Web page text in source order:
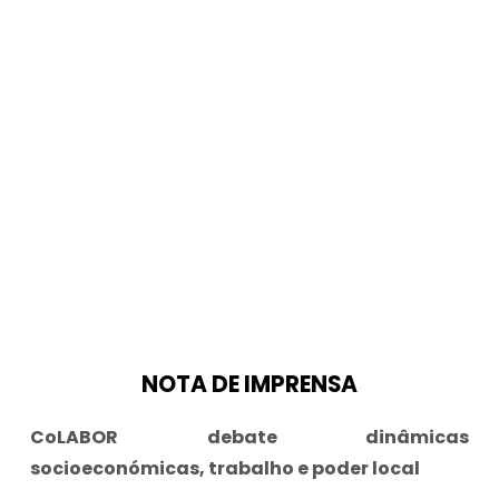
NOTA DE IMPRENSA
CoLABOR debate dinâmicas
socioeconómicas, trabalho e poder local